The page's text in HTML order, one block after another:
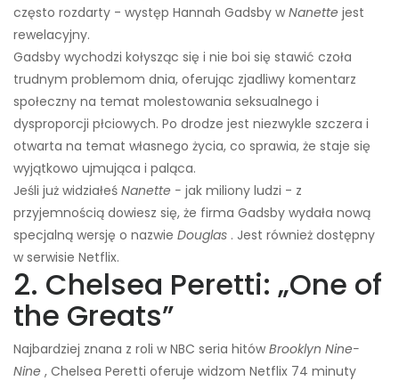
często rozdarty - występ Hannah Gadsby w Nanette jest
rewelacyjny.
Gadsby wychodzi kołysząc się i nie boi się stawić czoła
trudnym problemom dnia, oferując zjadliwy komentarz
społeczny na temat molestowania seksualnego i
dysproporcji płciowych. Po drodze jest niezwykle szczera i
otwarta na temat własnego życia, co sprawia, że ​​staje się
wyjątkowo ujmująca i paląca.
Jeśli już widziałeś Nanette - jak miliony ludzi - z
przyjemnością dowiesz się, że firma Gadsby wydała nową
specjalną wersję o nazwie Douglas . Jest również dostępny
w serwisie Netflix.
2. Chelsea Peretti: „One of
the Greats”
Najbardziej znana z roli w NBC seria hitów Brooklyn Nine-
Nine , Chelsea Peretti oferuje widzom Netflix 74 minuty